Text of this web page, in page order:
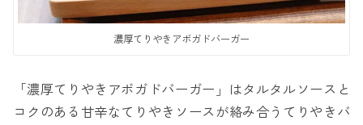
濃厚てりやきアボガドバーガー
「濃厚てりやきアボガドバーガー」はタルタルソースと
コクのある甘辛なてりやきソースが絡み合うてりやきバ